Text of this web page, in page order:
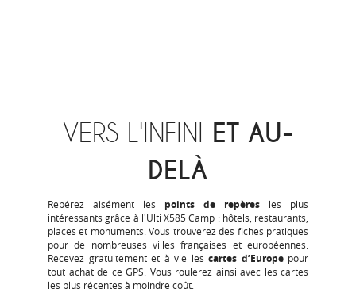
VERS L'INFINI ET AU-
DELÀ
Repérez aisément les points de repères les plus
intéressants grâce à l'Ulti X585 Camp : hôtels, restaurants,
places et monuments. Vous trouverez des fiches pratiques
pour de nombreuses villes françaises et européennes.
Recevez gratuitement et à vie les cartes d’Europepour
tout achat de ce GPS. Vous roulerez ainsi avec les cartes
les plus récentes à moindre coût.